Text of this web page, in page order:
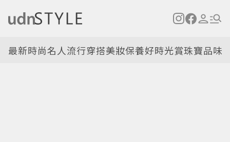
最新時尚名人流行穿搭美妝保養好時光賞珠寶品味